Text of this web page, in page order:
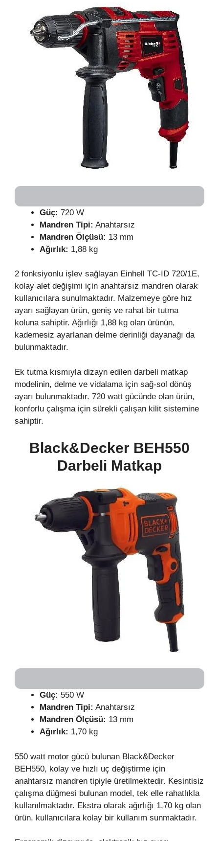
Güç: 720 W
Mandren Tipi: Anahtarsız
Mandren Ölçüsü: 13 mm
Ağırlık: 1,88 kg
2 fonksiyonlu işlev sağlayan Einhell TC-ID 720/1E,
kolay alet değişimi için anahtarsız mandren olarak
kullanıcılara sunulmaktadır. Malzemeye göre hız
ayarı sağlayan ürün, geniş ve rahat bir tutma
koluna sahiptir. Ağırlığı 1,88 kg olan ürünün,
kademesiz ayarlanan delme derinliği dayanağı da
bulunmaktadır.
Ek tutma kısmıyla dizayn edilen darbeli matkap
modelinin, delme ve vidalama için sağ-sol dönüş
ayarı bulunmaktadır. 720 watt gücünde olan ürün,
konforlu çalışma için sürekli çalışan kilit sistemine
sahiptir.
Black&Decker BEH550
Darbeli Matkap
Güç: 550 W
Mandren Tipi: Anahtarsız
Mandren Ölçüsü: 13 mm
Ağırlık: 1,70 kg
550 watt motor gücü bulunan Black&Decker
BEH550, kolay ve hızlı uç değiştirme için
anahtarsız mandren tipiyle üretilmektedir. Kesintisiz
çalışma düğmesi bulunan model, tek elle rahatlıkla
kullanılmaktadır. Ekstra olarak ağırlığı 1,70 kg olan
ürün, kullanıcılara kolay bir kullanım sunmaktadır.